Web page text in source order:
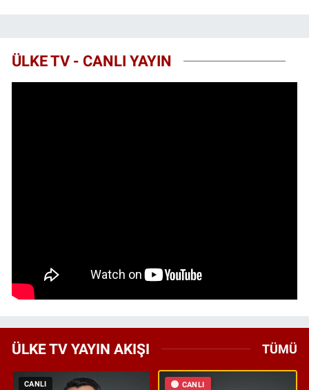
ÜLKE TV - CANLI YAYIN
ÜLKE TV YAYIN AKIŞI TÜMÜ
CANLI CANLI